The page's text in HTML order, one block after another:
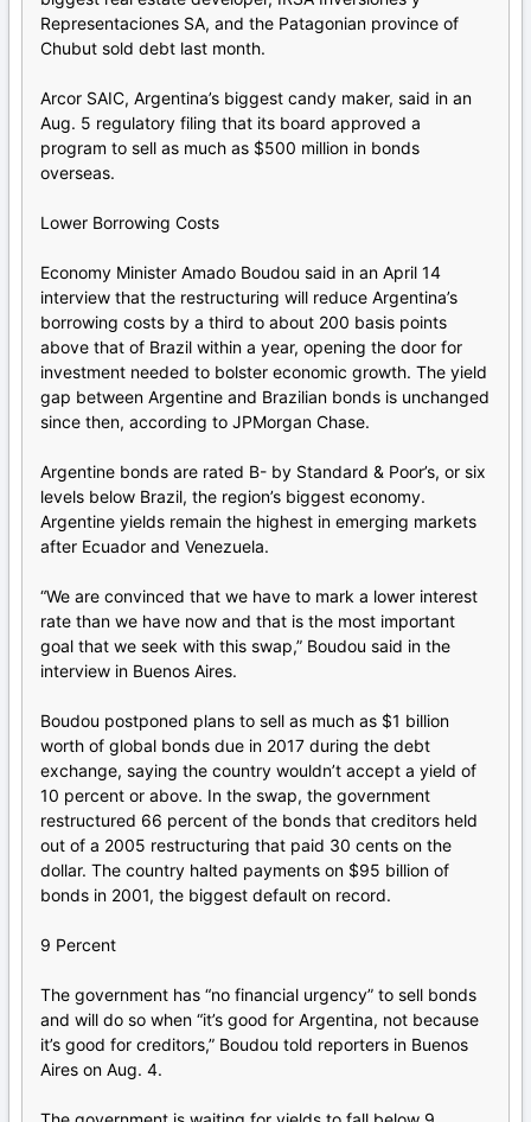
Representaciones SA, and the Patagonian province of
Chubut sold debt last month.
Arcor SAIC, Argentina’s biggest candy maker, said in an
Aug. 5 regulatory filing that its board approved a
program to sell as much as $500 million in bonds
overseas.
Lower Borrowing Costs
Economy Minister Amado Boudou said in an April 14
interview that the restructuring will reduce Argentina’s
borrowing costs by a third to about 200 basis points
above that of Brazil within a year, opening the door for
investment needed to bolster economic growth. The yield
gap between Argentine and Brazilian bonds is unchanged
since then, according to JPMorgan Chase.
Argentine bonds are rated B- by Standard & Poor’s, or six
levels below Brazil, the region’s biggest economy.
Argentine yields remain the highest in emerging markets
after Ecuador and Venezuela.
“We are convinced that we have to mark a lower interest
rate than we have now and that is the most important
goal that we seek with this swap,” Boudou said in the
interview in Buenos Aires.
Boudou postponed plans to sell as much as $1 billion
worth of global bonds due in 2017 during the debt
exchange, saying the country wouldn’t accept a yield of
10 percent or above. In the swap, the government
restructured 66 percent of the bonds that creditors held
out of a 2005 restructuring that paid 30 cents on the
dollar. The country halted payments on $95 billion of
bonds in 2001, the biggest default on record.
9 Percent
The government has “no financial urgency” to sell bonds
and will do so when “it’s good for Argentina, not because
it’s good for creditors,” Boudou told reporters in Buenos
Aires on Aug. 4.